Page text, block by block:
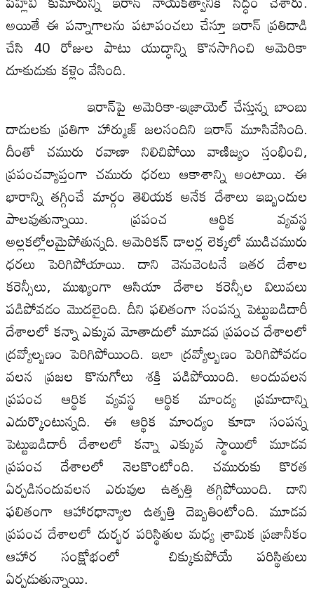
అయితే ఈ పన్నాగాలను పటాపంచలు చేస్తూ ఇరాన్ ప్రతిదాడి
చేసి 40 రోజుల పాటు యుద్ధాన్ని కొనసాగించి అమెరికా
దూకుడుకు కళ్లెం వేసింది.
ఇరాన్‌పై అమెరికా-ఇజ్రాయెల్ చేస్తున్న బాంబు
దాడులకు ప్రతిగా హార్ముజ్ జలసందిని ఇరాన్ మూసివేసింది.
దీంతో చమురు రవాణా నిలిచిపోయి వాణిజ్యం స్తంభించి,
ప్రపంచవ్యాప్తంగా చమురు ధరలు ఆకాశాన్ని అంటాయి. ఈ
భారాన్ని తగ్గించే మార్గం తెలియక అనేక దేశాలు ఇబ్బందుల
పాలవుతున్నాయి. ప్రపంచ ఆర్థిక వ్యవస్థ
అల్లకల్లోలమైపోతున్న‌ది. అమెరికన్ డాలర్ల లెక్కలో ముడిచమురు
ధరలు పెరిగిపోయాయి. దాని వెనువెంటనే ఇతర దేశాల
కరెన్సీలు, ముఖ్యంగా ఆసియా దేశాల కరెన్సీల విలువలు
పడిపోవడం మొదలైంది. దీని ఫలితంగా సంపన్న పెట్టుబడిదారీ
దేశాలలో కన్నా ఎక్కువ మోతాదులో మూడవ ప్రపంచ దేశాలలో
ద్రవ్యోల్బణం పెరిగిపోయింది. ఇలా ద్రవ్యోల్బణం పెరిగిపోవడం
వలన ప్రజల కొనుగోలు శక్తి ప‌డిపోయింది. అందువలన
ప్రపంచ ఆర్థిక వ్యవస్థ ఆర్థిక మాంద్య ప్రమాదాన్ని
ఎదుర్కొంటున్న‌ది. ఈ ఆర్థిక మాంద్యం కూడా సంపన్న
పెట్టుబడిదారీ దేశాలలో కన్నా ఎక్కువ స్థాయిలో మూడవ
ప్రపంచ దేశాలలో నెలకొంటోంది. చమురుకు కొరత
ఏర్పడినందువలన ఎరువుల ఉత్పత్తి తగ్గిపోయింది. దాని
ఫలితంగా ఆహారధాన్యాల ఉత్పత్తి దెబ్బతింటోంది. మూడవ
ప్రపంచ దేశాలలో దుర్భర పరిస్థితుల మధ్య శ్రామిక ప్రజానీకం
ఆహార సంక్షోభంలో చిక్కుకుపోయే ప‌రిస్థితులు
ఏర్ప‌డుతున్నాయి.